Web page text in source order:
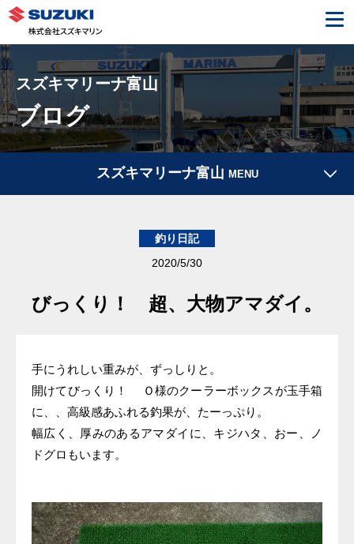
スズキマリーナ富山
ブログ
スズキマリーナ富山 MENU
釣り日記
2020/5/30
びっくり！ 超、大物アマダイ。
手にうれしい重みが、ずっしりと。
開けてびっくり！ Ｏ様のクーラーボックスが玉手箱
に、、高級感あふれる釣果が、たーっぷり。
幅広く、厚みのあるアマダイに、キジハタ、おー、ノ
ドグロもいます。